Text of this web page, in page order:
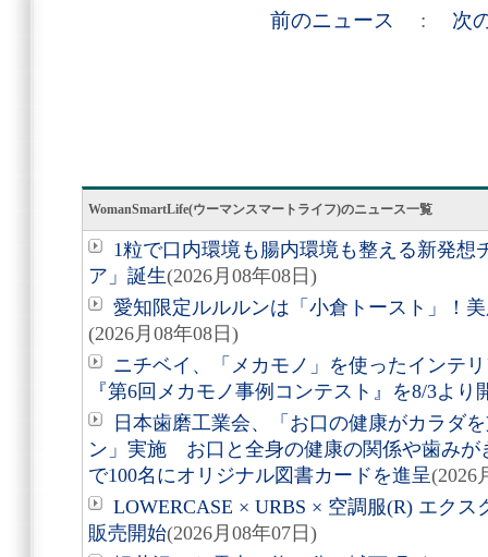
前のニュース : 次
WomanSmartLife(ウーマンスマートライフ)のニュース一覧
1粒で口内環境も腸内環境も整える新発想
ア」誕生(2026月08年08日)
愛知限定ルルルンは「小倉トースト」！
(2026月08年08日)
ニチベイ、「メカモノ」を使ったインテ
『第6回メカモノ事例コンテスト』を8/3より
日本歯磨工業会、「お口の健康がカラダ
ン」実施 お口と全身の健康の関係や歯みが
で100名にオリジナル図書カードを進呈(2026
LOWERCASE × URBS × 空調服(R) エク
販売開始(2026月08年07日)